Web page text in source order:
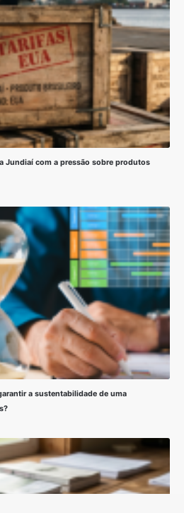
Jundiaí com a pressão sobre produtos
a sustentabilidade de uma